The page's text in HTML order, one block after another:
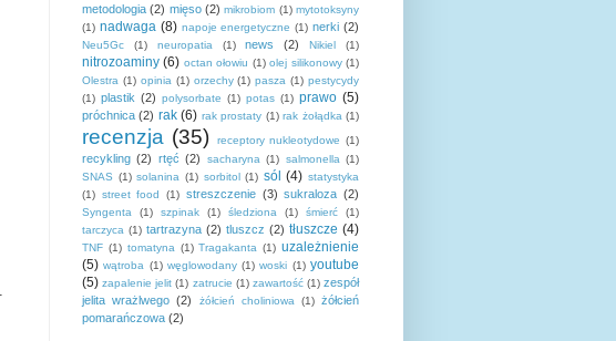
metodologia (2) mięso (2) mikrobiom (1) mytotoksyny
(1) nadwaga (8) napoje energetyczne (1) nerki (2)
Neu5Gc (1) neuropatia (1) news (2) Nikiel (1)
nitrozoaminy (6) octan ołowiu (1) olej silikonowy (1)
Olestra (1) opinia (1) orzechy (1) pasza (1) pestycydy
(1) plastik (2) polysorbate (1) potas (1) prawo (5)
próchnica (2) rak (6) rak prostaty (1) rak żołądka (1)
recenzja (35) receptory nukleotydowe (1)
recykling (2) rtęć (2) sacharyna (1) salmonella (1)
SNAS (1) solanina (1) sorbitol (1) sól (4) statystyka
(1) street food (1) streszczenie (3) sukraloza (2)
Syngenta (1) szpinak (1) śledziona (1) śmierć
(1)
tarczyca (1) tartrazyna (2) tluszcz (2) tłuszcze (4)
TNF (1) tomatyna (1) Tragakanta (1) uzależnienie
(5) wątroba (1) węglowodany (1) woski (1) youtube
(5) zapalenie jelit (1) zatrucie (1) zawartość (1) zespół
jelita wrażlwego (2) żółcień choliniowa (1) żółcień
pomarańczowa (2)